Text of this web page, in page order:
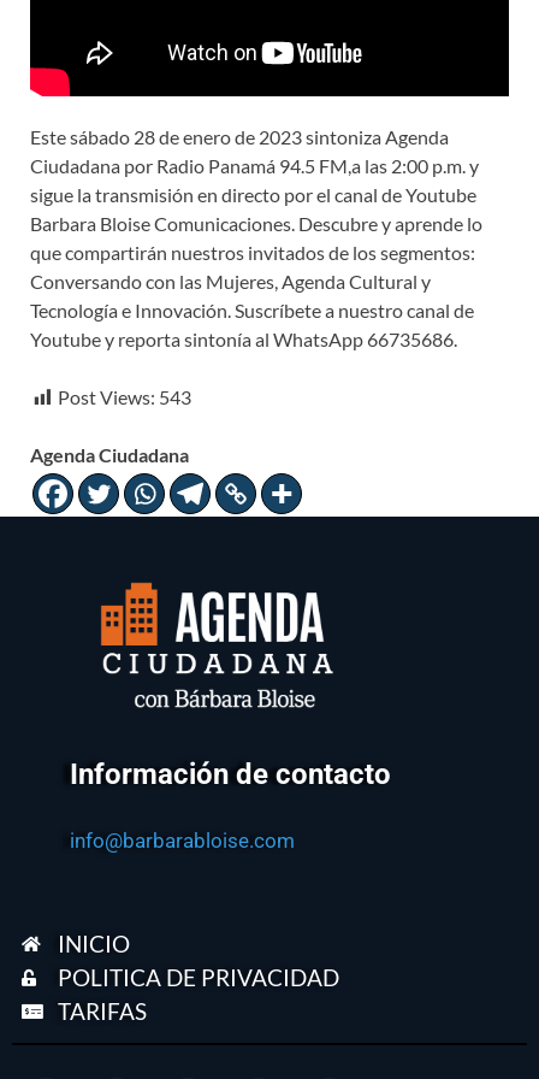
Este sábado 28 de enero de 2023 sintoniza Agenda
Ciudadana por Radio Panamá 94.5 FM,a las 2:00 p.m. y
sigue la transmisión en directo por el canal de Youtube
Barbara Bloise Comunicaciones. Descubre y aprende lo
que compartirán nuestros invitados de los segmentos:
Conversando con las Mujeres, Agenda Cultural y
Tecnología e Innovación. Suscríbete a nuestro canal de
Youtube y reporta sintonía al WhatsApp 66735686.
Post Views: 543
Agenda Ciudadana
Información de contacto
info@barbarabloise.com
INICIO
POLITICA DE PRIVACIDAD
TARIFAS